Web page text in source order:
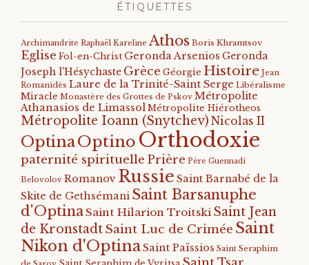
ÉTIQUETTES
Archimandrite Raphaël Kareline Athos Boris Khramtsov
Eglise Fol-en-Christ Geronda Arsenios Geronda
Joseph l'Hésychaste Grèce Géorgie Histoire Jean
Romanidès Laure de la Trinité-Saint Serge Libéralisme
Miracle Monastère des Grottes de Pskov Métropolite
Athanasios de Limassol Métropolite Hiérotheos
Métropolite Ioann (Snytchev) Nicolas II
OptinaOptino Orthodoxie
paternité spirituelle Prière Père Guennadi
Belovolov Romanov Russie Saint Barnabé de la
Skite de Gethsémani Saint Barsanuphe
d'OptinaSaint Hilarion Troitski Saint Jean
de KronstadtSaint Luc de Crimée Saint
Nikon d'OptinaSaint Païssios Saint Seraphim